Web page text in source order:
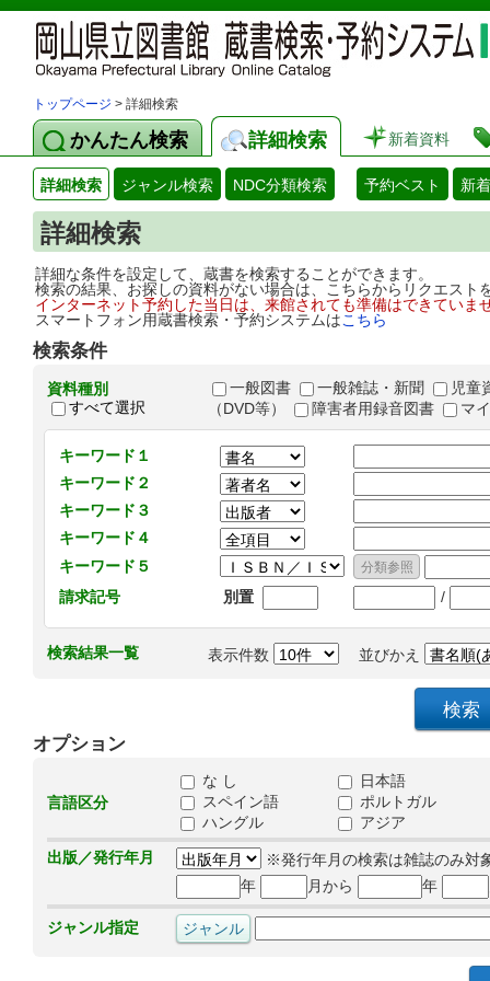
トップページ > 詳細検索
かんたん検索 詳細検索 新着資料
詳細検索 ジャンル検索 NDC分類検索 予約ベスト 新
詳細検索
詳細な条件を設定して、蔵書を検索することができます。
検索の結果、お探しの資料がない場合は、こちらからリクエス
インターネット予約した当日は、来館されても準備はできてい
スマートフォン用蔵書検索・予約システムはこちら
検索条件
資料種別
すべて選択
一般図書 一般雑誌・新聞
児童
（DVD等）
障害者用録音図書 マ
キーワード１
キーワード２
キーワード３
キーワード４
キーワード５
請求記号
別置 /
検索結果一覧 表示件数 並びかえ
オプション
言語区分
な し
日本語
スペイン語
ポルトガル
ハングル
アジア
出版／発行年月
※発行年月の検索は雑誌のみ対
年
月から 年
ジャンル指定